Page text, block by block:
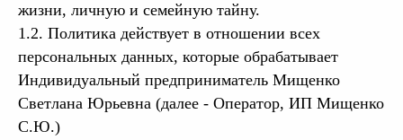
жизни, личную и семейную тайну.
1.2. Политика действует в отношении всех
персональных данных, которые обрабатывает
Индивидуальный предприниматель Мищенко
Светлана Юрьевна (далее - Оператор, ИП Мищенко
С.Ю.)